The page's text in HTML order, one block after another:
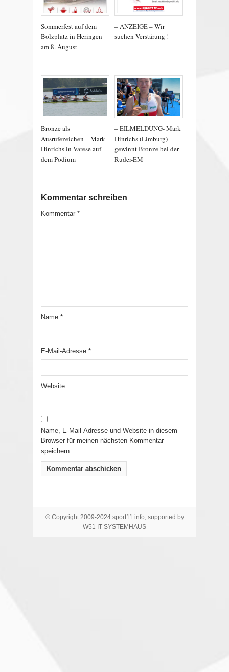
Sommerfest auf dem
Bolzplatz in Heringen
am 8. August
– ANZEIGE – Wir
suchen Verstärung !
Bronze als
Ausrufezeichen – Mark
Hinrichs in Varese auf
dem Podium
– EILMELDUNG- Mark
Hinrichs (Limburg)
gewinnt Bronze bei der
Ruder-EM
Kommentar schreiben
Kommentar *
Name *
E-Mail-Adresse *
Website
Name, E-Mail-Adresse und Website in diesem
Browser für meinen nächsten Kommentar
speichern.
© Copyright 2009-2024 sport11.info, supported by
W51 IT-SYSTEMHAUS